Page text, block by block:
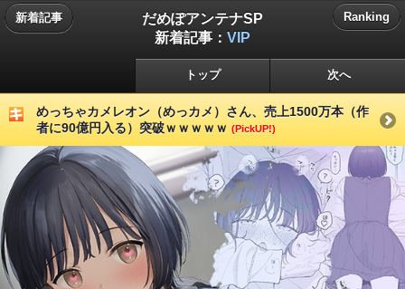
新着記事
だめぽアンテナSP
新着記事： VIP
Ranking
トップ 次へ
めっちゃカメレオン（めっカメ）さん、売上1500万本（作
者に90億円入る）突破ｗｗｗｗｗ (PickUP!)